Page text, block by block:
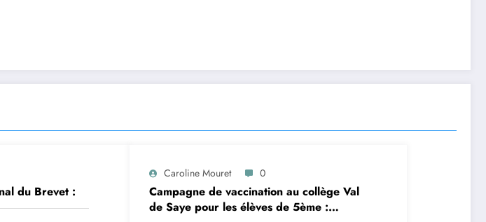
du Brevet :
Caroline Mouret 0
Campagne de vaccination au collège Val
de Saye pour les élèves de 5ème :